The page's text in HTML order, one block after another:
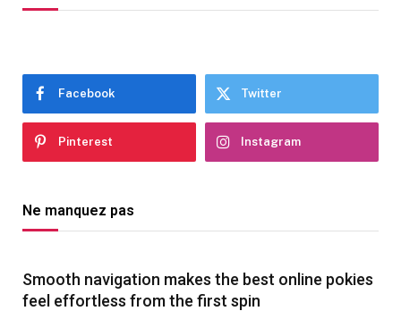
Facebook Twitter
Pinterest Instagram
Ne manquez pas
Smooth navigation makes the best online pokies
feel effortless from the first spin